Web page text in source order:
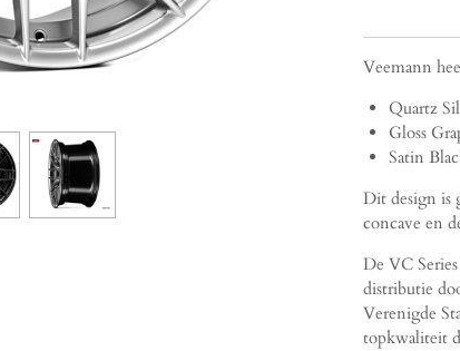
Veemann
Quartz
Gloss
Satin
Dit design is
concave en
De VC
distributie
Verenigde
topkwaliteit